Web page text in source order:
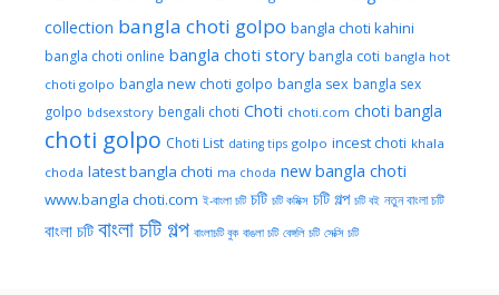
collection bangla choti golpo bangla choti kahini
bangla choti online bangla choti story bangla coti bangla hot
choti golpo bangla new choti golpo bangla sex bangla sex
golpo bdsexstory bengali choti Choti choti.com choti bangla
choti golpo Choti List dating tips golpo incest choti khala
choda latest bangla choti ma choda new bangla choti
www.bangla choti.com ই-বাংলা চটি চটি চটি কমিক্স চটি গল্প চটি বই নতুন বাংলা চটি
বাংলা চটি বাংলা চটি গল্প বাংলাচটি বুক বাঙলা চটি বেঙ্গলি চটি সেক্সি চটি